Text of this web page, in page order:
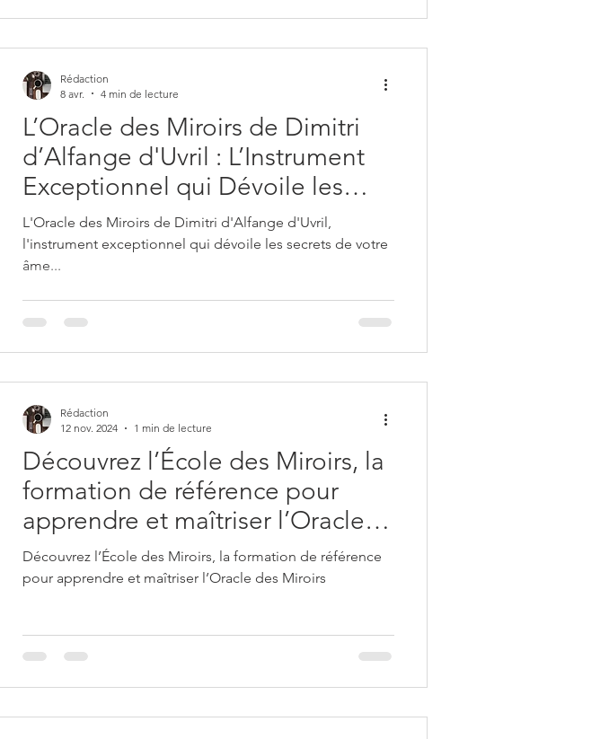
L’Oracle des Miroirs de Dimitri
d’Alfange d'Uvril : L’Instrument
Exceptionnel qui Dévoile les
Secrets de Votre Âme, Vos Vies
Antérieures et Vos Contrats
d’Âme
L'Oracle des Miroirs de Dimitri d'Alfange d'Uvril,
l'instrument exceptionnel qui dévoile les secrets de votre
âme...
Rédaction
8 avr.
4 min de lecture
Découvrez l’École des Miroirs, la
formation de référence pour
apprendre et maîtriser l’Oracle
des Miroirs - Experts Voyance
Découvrez l’École des Miroirs, la formation de référence
pour apprendre et maîtriser l’Oracle des Miroirs
Rédaction
12 nov. 2024
1 min de lecture